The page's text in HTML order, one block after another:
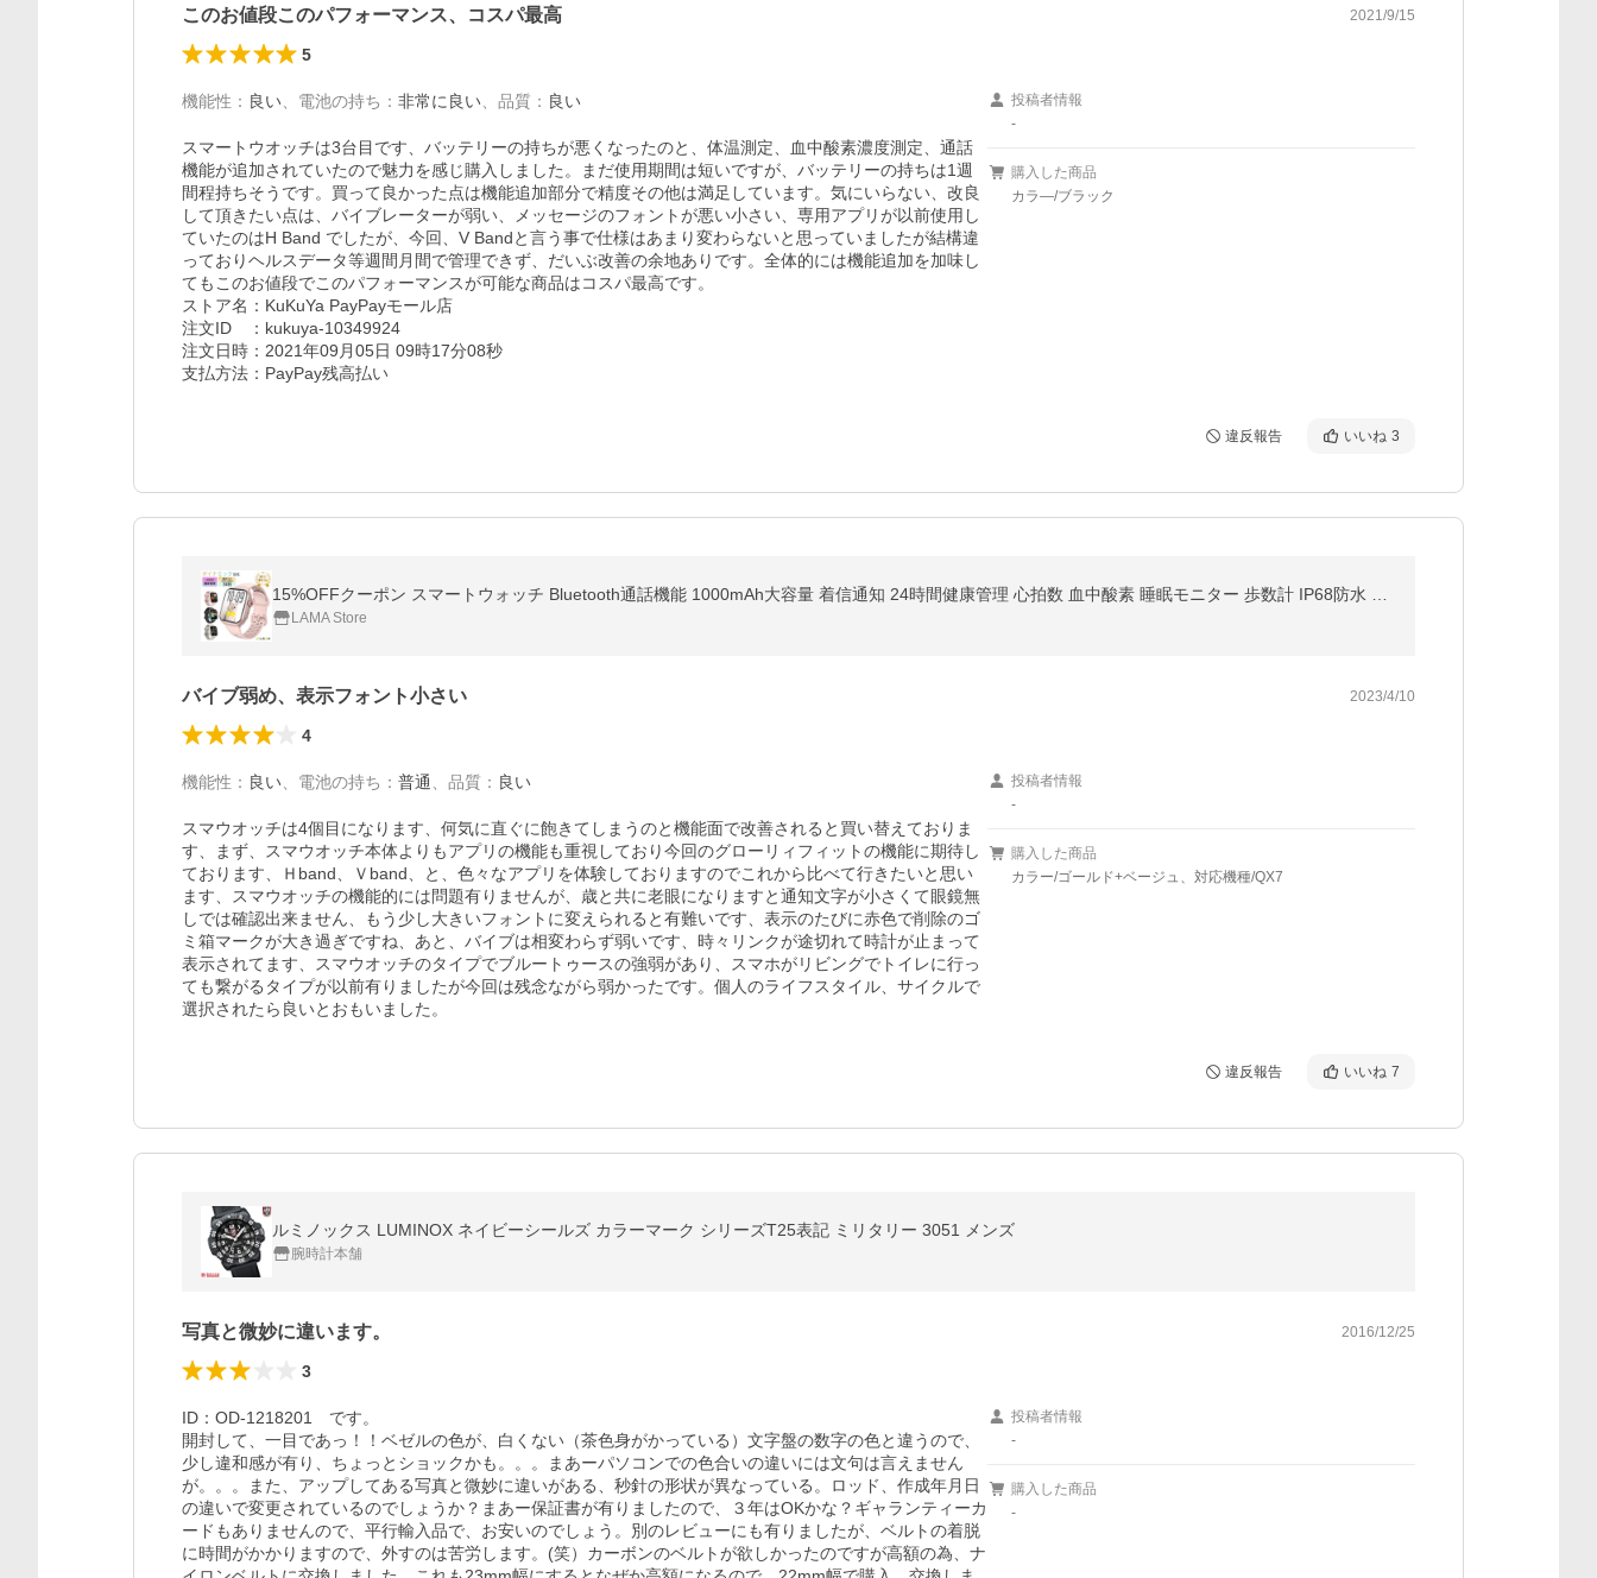
このお値段このパフォーマンス、コスパ最高 2021/9/15
5
機能性 ： 良い 電池の持ち ： 非常に良い 品質 ： 良い
スマートウオッチは3台目です、バッテリーの持ちが悪くなったのと、体温測定、血中酸素濃度測定、通話
機能が追加されていたので魅力を感じ購入しました。まだ使用期間は短いですが、バッテリーの持ちは1週
間程持ちそうです。買って良かった点は機能追加部分で精度その他は満足しています。気にいらない、改良
して頂きたい点は、バイブレーターが弱い、メッセージのフォントが悪い小さい、専用アプリが以前使用し
ていたのはH Band でしたが、今回、V Bandと言う事で仕様はあまり変わらないと思っていましたが結構違
っておりヘルスデータ等週間月間で管理できず、だいぶ改善の余地ありです。全体的には機能追加を加味し
てもこのお値段でこのパフォーマンスが可能な商品はコスパ最高です。
ストア名：KuKuYa PayPayモール店
注文ID　：kukuya-10349924
注文日時：2021年09月05日 09時17分08秒
支払方法：PayPay残高払い
投稿者情報
-
購入した商品
カラ―/ブラック
違反報告 いいね 3
LAMA Store
バイブ弱め、表示フォント小さい 2023/4/10
4
機能性 ： 良い 電池の持ち ： 普通 品質 ： 良い
スマウオッチは4個目になります、何気に直ぐに飽きてしまうのと機能面で改善されると買い替えておりま
す、まず、スマウオッチ本体よりもアプリの機能も重視しており今回のグローリィフィットの機能に期待し
ております、Ｈband、Ｖband、と、色々なアプリを体験しておりますのでこれから比べて行きたいと思い
ます、スマウオッチの機能的には問題有りませんが、歳と共に老眼になりますと通知文字が小さくて眼鏡無
しでは確認出来ません、もう少し大きいフォントに変えられると有難いです、表示のたびに赤色で削除のゴ
ミ箱マークが大き過ぎですね、あと、バイブは相変わらず弱いです、時々リンクが途切れて時計が止まって
表示されてます、スマウオッチのタイプでブルートゥースの強弱があり、スマホがリビングでトイレに行っ
ても繋がるタイプが以前有りましたが今回は残念ながら弱かったです。個人のライフスタイル、サイクルで
選択されたら良いとおもいました。
投稿者情報
-
購入した商品
カラー/ゴールド+ベージュ、対応機種/QX7
違反報告 いいね 7
ルミノックス LUMINOX ネイビーシールズ カラーマーク シリーズT25表記 ミリタリー 3051 メンズ
腕時計本舗
写真と微妙に違います。 2016/12/25
3
ID：OD-1218201　です。
開封して、一目であっ！！ベゼルの色が、白くない（茶色身がかっている）文字盤の数字の色と違うので、
少し違和感が有り、ちょっとショックかも。。。まあーパソコンでの色合いの違いには文句は言えません
が。。。また、アップしてある写真と微妙に違いがある、秒針の形状が異なっている。ロッド、作成年月日
の違いで変更されているのでしょうか？まあー保証書が有りましたので、３年はOKかな？ギャランティーカ
ードもありませんので、平行輸入品で、お安いのでしょう。別のレビューにも有りましたが、ベルトの着脱
に時間がかかりますので、外すのは苦労します。(笑）カーボンのベルトが欲しかったのですが高額の為、ナ
投稿者情報
-
購入した商品
-